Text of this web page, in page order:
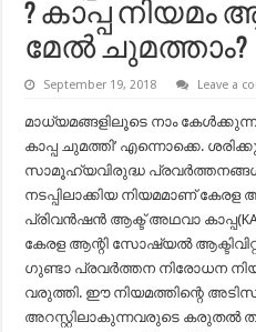
? കാപ്പ
മേൽ ചുമത്താം?
September 19, 2018 Leave a
മാധ്യമങ്ങളിലൂടെ നാം
കാപ്പ ചുമത്തി’ എന്നൊക്കെ.
സാമൂഹ്യവിരുദ്ധ
നടപ്പിലാക്കിയ നിയമമാണ്
പ്രിവൻഷൻ ആക്ട് അഥവാ
കേരള ആന്റി സോഷ്യൽ
ഗുണ്ടാ പ്രവർത്തന നിരോധന
വരുത്തി. ഈ നിയമത്തിന്റെ
അറസ്റ്റിലാകുന്നവരുടെ കരുതൽ